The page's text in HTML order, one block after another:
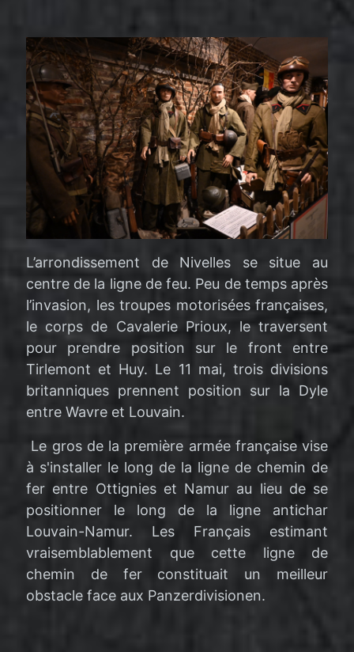
L’arrondissement de Nivelles se situe au
centre de la ligne de feu. Peu de temps après
l’invasion, les troupes motorisées françaises,
le corps de Cavalerie Prioux, le traversent
pour prendre position sur le front entre
Tirlemont et Huy. Le 11 mai, trois divisions
britanniques prennent position sur la Dyle
entre Wavre et Louvain.
Le gros de la première armée française vise
à s'installer le long de la ligne de chemin de
fer entre Ottignies et Namur au lieu de se
positionner le long de la ligne antichar
Louvain-Namur. Les Français estimant
vraisemblablement que cette ligne de
chemin de fer constituait un meilleur
obstacle face aux Panzerdivisionen.